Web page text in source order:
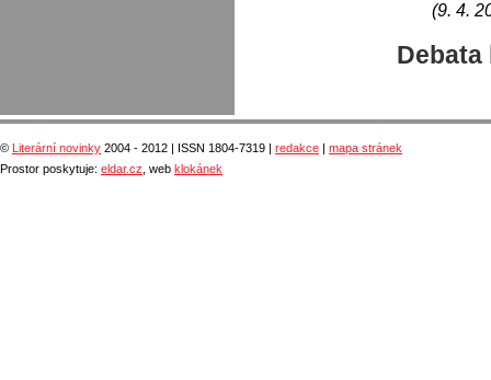
(9. 4.
Debata
© Literární novinky 2004 - 2012 | ISSN 1804-7319 | redakce
mapa stránek
Prostor poskytuje: eldar.cz , web klokánek